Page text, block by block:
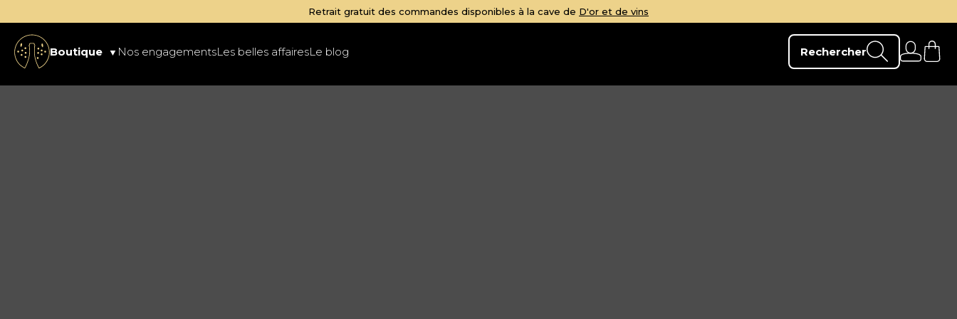
Retrait gratuit des commandes disponibles à la cave deD'or et de vins
Boutique Nos engagementsLes belles affairesLe blog Rechercher